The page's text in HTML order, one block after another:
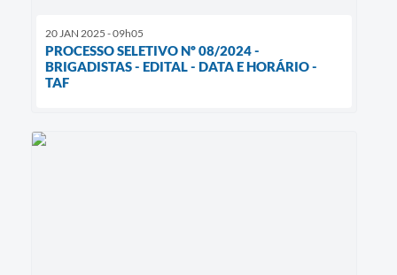
20 JAN 2025 - 09h05
PROCESSO SELETIVO Nº 08/2024 -
BRIGADISTAS - EDITAL - DATA E HORÁRIO -
TAF